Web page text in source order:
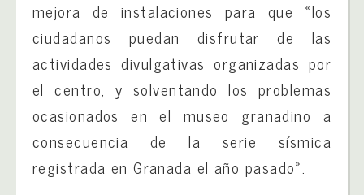
mejora de instalaciones para que «los
ciudadanos puedan disfrutar de las
actividades divulgativas organizadas por
el centro, y solventando los problemas
ocasionados en el museo granadino a
consecuencia de la serie sísmica
registrada en Granada el año pasado».